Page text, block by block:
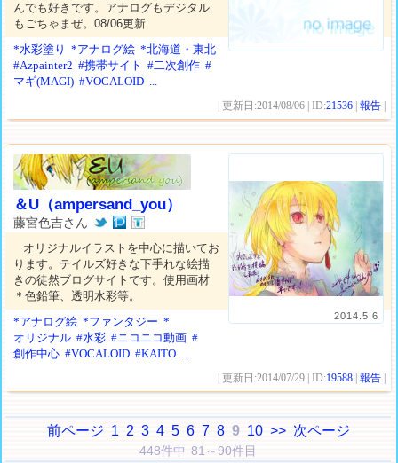
んでも好きです。アナログもデジタル
もごちゃまぜ。08/06更新
*水彩塗り
*アナログ絵 *北海道・東北
#Azpainter2 #携帯サイト #二次創作 #
マギ(MAGI) #VOCALOID ...
| 更新日:2014/08/06 | ID:21536 |報告
2014.5.6
＆U（ampersand_you）
藤宮色吉さん
オリジナルイラストを中心に描いてお
ります。テイルズ好きな下手れな絵描
きの徒然ブログサイトです。使用画材
＊色鉛筆、透明水彩等。
*アナログ絵 *ファンタジー *
オリジナル #水彩 #ニコニコ動画 #
創作中心 #VOCALOID #KAITO ...
| 更新日:2014/07/29 | ID:19588 |報告
前ページ 1 2 3 4 5 6 7 8 9 10 >> 次ページ
448件中 81～90件目